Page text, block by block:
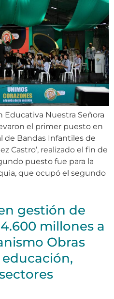
Educativa Nuestra Señora
el primer puesto en
de Bandas Infantiles de
Castro’, realizado el fin de
puesto fue para la
que ocupó el segundo
gestión de
millones a
Obras